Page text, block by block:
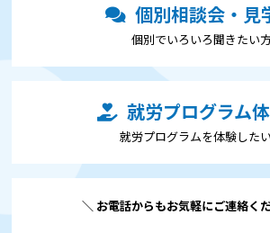
個別相談会・見
個別でいろいろ聞きたい
就労プログラム
就労プログラムを体験した
＼ お電話からもお気軽にご連絡く